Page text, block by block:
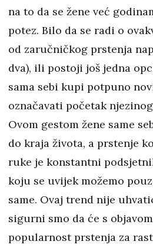
na to da se žene već
potez. Bilo da se radi o
od zaručničkog prstenja
dva), ili postoji još jedna
sama sebi kupi potpuno
označavati početak
Ovom gestom žene same
do kraja života, a prstenje
ruke je konstantni
koju se uvijek možemo
same. Ovaj trend nije
sigurni smo da će s
popularnost prstenja za